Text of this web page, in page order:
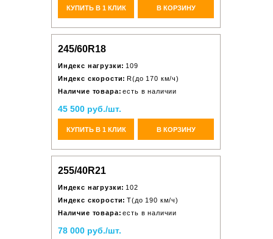
КУПИТЬ В 1 КЛИК В КОРЗИНУ
245/60R18
Индекс нагрузки: 109
Индекс скорости: R(до 170 км/ч)
Наличие товара: есть в наличии
45 500 руб./шт.
КУПИТЬ В 1 КЛИК В КОРЗИНУ
255/40R21
Индекс нагрузки: 102
Индекс скорости: T(до 190 км/ч)
Наличие товара: есть в наличии
78 000 руб./шт.